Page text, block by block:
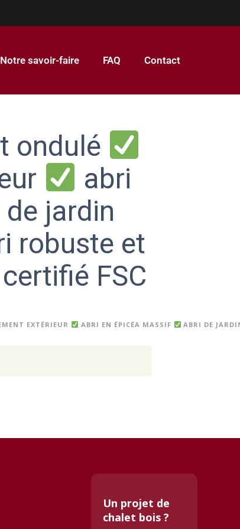
Notre savoir-faire FAQ Contact
ondulé
abri
jardin
robuste et
FSC
EXTÉRIEUR ABRI EN ÉPICÉA MASSIF ABRI DE
Un projet de
chalet bois ?